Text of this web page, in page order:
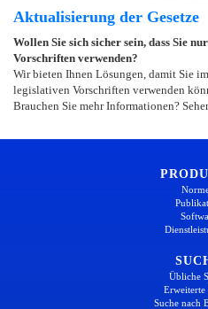
Aktualisierung der Gesetze
Wollen Sie sich sicher sein, dass Sie
Vorschriften verwenden?
Wir bieten Ihnen Lösungen, damit Sie
legislativen Vorschriften verwenden
Brauchen Sie mehr Informationen?
Übliche
Erweiterte
Suche nach